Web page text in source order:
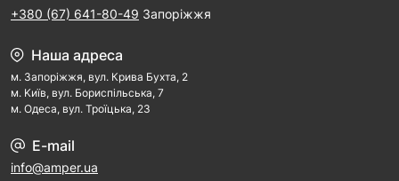
+380 (67) 641-80-49 Запоріжжя
Наша адреса
м. Запорiжжя, вул. Крива Бухта, 2
м. Kиїв, вул. Бориспільська, 7
м. Одеса, вул. Троїцька, 23
E-mail
info@amper.ua